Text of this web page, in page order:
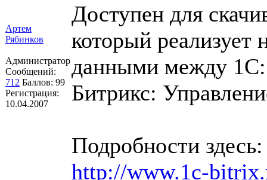
Артем
Рябинков
Администратор
Сообщений:
712 Баллов: 99
Регистрация:
10.04.2007
Доступен для
который
данными между 1С:
Битрикс:
Подробности здесь:
http://www.1c-